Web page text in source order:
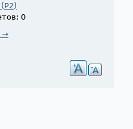
0
→